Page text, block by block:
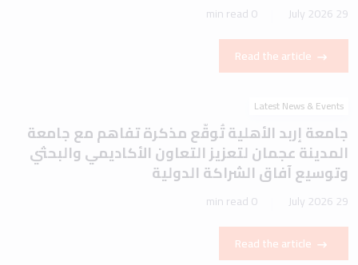
29 July 2026
0 min read
Read the article
Latest News & Events
جامعة إربد الأهلية تُوقّع مذكرة تفاهم مع جامعة
المدينة عجمان لتعزيز التعاون الأكاديمي والبحثي
وتوسيع آفاق الشراكة الدولية
29 July 2026
0 min read
Read the article